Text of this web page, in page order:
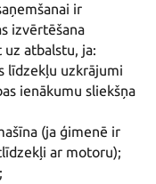
ir
izvērtēšana
uz atbalstu, ja:
ienākumu sliekšņa
ar motoru);